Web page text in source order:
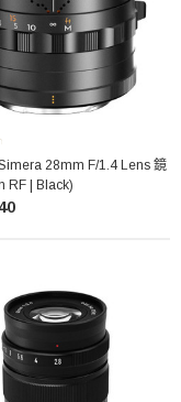
28mm F/1.4 Lens 鏡
RF | Black)